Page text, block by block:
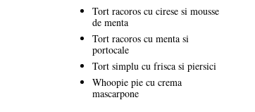
Tort racoros cu cirese si mousse
de menta
Tort racoros cu menta si
portocale
Tort simplu cu frisca si piersici
Whoopie pie cu crema
mascarpone